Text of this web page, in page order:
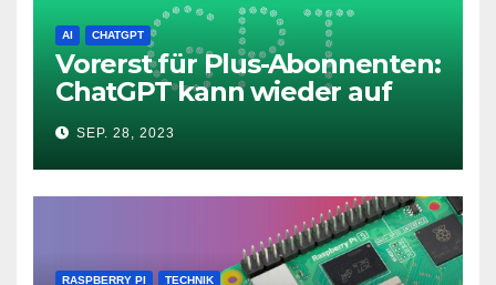
AI CHATGPT
Vorerst für Plus-Abonnenten:
ChatGPT kann wieder auf
das Internet zugreifen
SEP. 28, 2023
RASPBERRY PI TECHNIK